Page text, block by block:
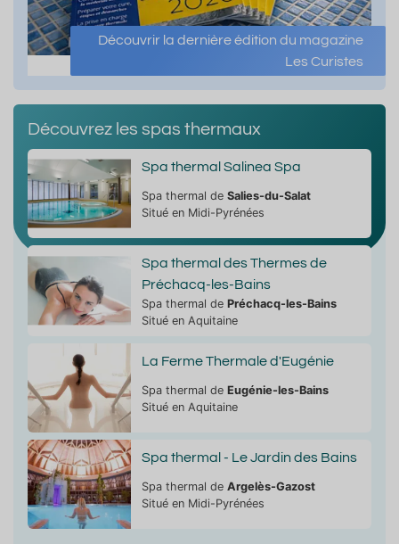
Découvrir la dernière édition du magazine
Les Curistes
Découvrez les spas thermaux
Spa thermal Salinea Spa
Spa thermal de Salies-du-Salat
Situé en Midi-Pyrénées
Spa thermal des Thermes de
Préchacq-les-Bains
Spa thermal de Préchacq-les-Bains
Situé en Aquitaine
La Ferme Thermale d'Eugénie
Spa thermal de Eugénie-les-Bains
Situé en Aquitaine
Spa thermal - Le Jardin des Bains
Spa thermal de Argelès-Gazost
Situé en Midi-Pyrénées